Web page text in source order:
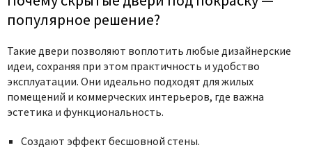
популярное решение?
Такие двери позволяют воплотить любые дизайнерские
идеи, сохраняя при этом практичность и удобство
эксплуатации. Они идеально подходят для жилых
помещений и коммерческих интерьеров, где важна
эстетика и функциональность.
Создают эффект бесшовной стены.